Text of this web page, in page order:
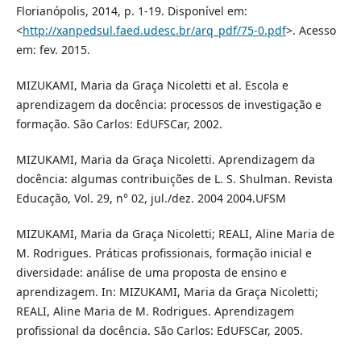
Florianópolis, 2014, p. 1-19. Disponível em:
<http://xanpedsul.faed.udesc.br/arq_pdf/75-0.pdf>. Acesso
em: fev. 2015.
MIZUKAMI, Maria da Graça Nicoletti et al. Escola e
aprendizagem da docência: processos de investigação e
formação. São Carlos: EdUFSCar, 2002.
MIZUKAMI, Maria da Graça Nicoletti. Aprendizagem da
docência: algumas contribuições de L. S. Shulman. Revista
Educação, Vol. 29, n° 02, jul./dez. 2004 2004.UFSM
MIZUKAMI, Maria da Graça Nicoletti; REALI, Aline Maria de
M. Rodrigues. Práticas profissionais, formação inicial e
diversidade: análise de uma proposta de ensino e
aprendizagem. In: MIZUKAMI, Maria da Graça Nicoletti;
REALI, Aline Maria de M. Rodrigues. Aprendizagem
profissional da docência. São Carlos: EdUFSCar, 2005.